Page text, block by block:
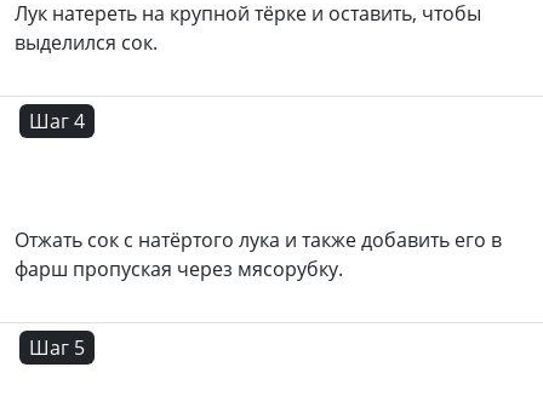
Лук натереть на крупной тёрке и оставить, чтобы
выделился сок.
Шаг 4
Отжать сок с натёртого лука и также добавить его в
фарш пропуская через мясорубку.
Шаг 5